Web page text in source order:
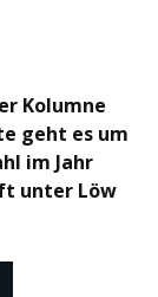
Kolumne
geht es um
im Jahr
unter Löw